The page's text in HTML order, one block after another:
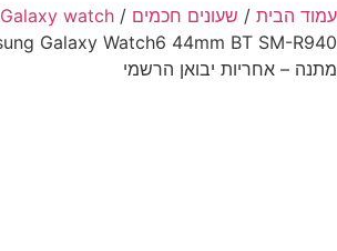
עמוד הבית / שעונים חכמים /
Galaxy watch
מתנה – אחריות יבואן הרשמי